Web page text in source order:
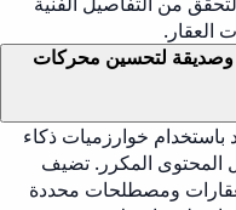
العقار.
وصديقة لتحسين محركات
خوارزميات ذكاء
المحتوى المكرر. تضيف
ومصطلحات محددة